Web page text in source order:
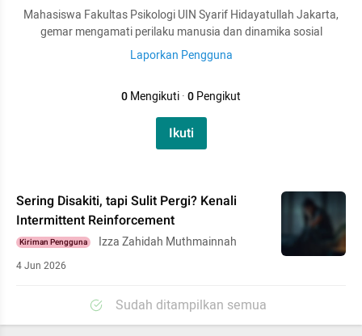
Mahasiswa Fakultas Psikologi UIN Syarif Hidayatullah Jakarta,
gemar mengamati perilaku manusia dan dinamika sosial
Laporkan Pengguna
0Mengikuti·0Pengikut
Ikuti
Sering Disakiti, tapi Sulit Pergi? Kenali
Intermittent Reinforcement
Kiriman Pengguna Izza Zahidah Muthmainnah
4 Jun 2026
Sudah ditampilkan semua